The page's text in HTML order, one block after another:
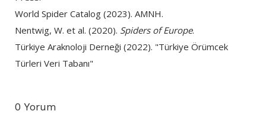
World Spider Catalog (2023). AMNH.
Nentwig, W. et al. (2020). Spiders of Europe.
Türkiye Araknoloji Derneği (2022). "Türkiye Örümcek
Türleri Veri Tabanı"
0 Yorum